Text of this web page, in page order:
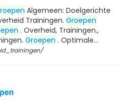
Algemeen: Doelgerichte
Trainingen. Groepen
. Overheid, Trainingen.,
Groepen . Optimale...